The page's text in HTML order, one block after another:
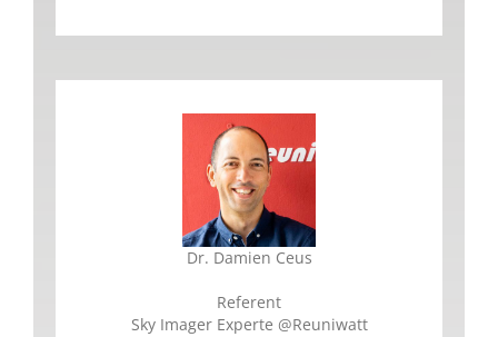
Dr. Damien Ceus
Referent
Sky Imager Experte @Reuniwatt